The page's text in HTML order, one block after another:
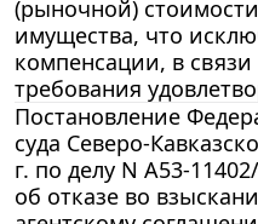
(рыночной)
имущества, что
компенсации, в
требования
Постановление
суда Северо-
г. по делу N А53-
об отказе во